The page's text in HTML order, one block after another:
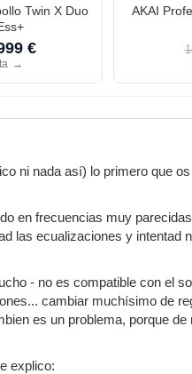
Twin X Duo
€
→
AKAI
ni nada así) lo primero que
en frecuencias muy
las ecualizaciones y intentad
- no es compatible con el
cambiar muchísimo de
es un problema, porque de
explico: